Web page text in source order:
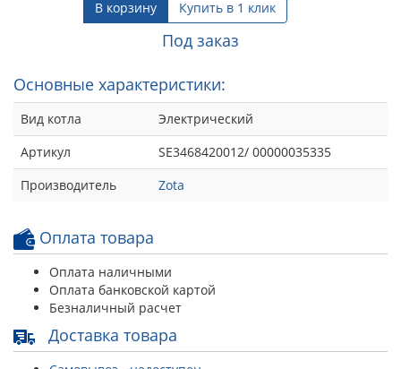
В корзину Купить в 1 клик
Под заказ
Основные характеристики:
Вид котла
Электрический
Артикул
SE3468420012/ 00000035335
Производитель
Zota
Оплата товара
Оплата наличными
Оплата банковской картой
Безналичный расчет
Доставка товара